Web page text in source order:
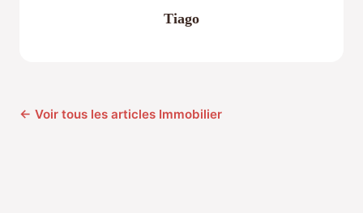
Tiago
← Voir tous les articles Immobilier